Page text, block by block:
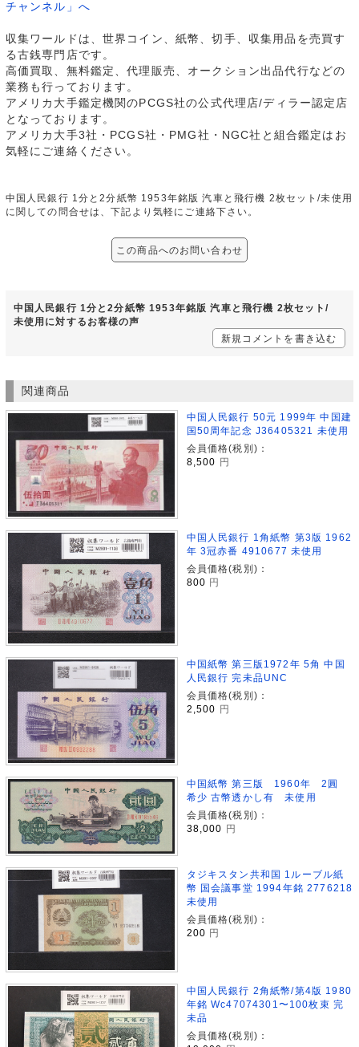
チャンネル」へ
収集ワールドは、世界コイン、紙幣、切手、収集用品を売買す
る古銭専門店です。
高価買取、無料鑑定、代理販売、オークション出品代行などの
業務も行っております。
アメリカ大手鑑定機関のPCGS社の公式代理店/ディラー認定店
となっております。
アメリカ大手3社・PCGS社・PMG社・NGC社と組合鑑定はお
気軽にご連絡ください。
中国人民銀行 1分と2分紙幣 1953年銘版 汽車と飛行機 2枚セット/未使用
に関しての問合せは、下記より気軽にご連絡下さい。
この商品へのお問い合わせ
中国人民銀行 1分と2分紙幣 1953年銘版 汽車と飛行機 2枚セット/
未使用に対するお客様の声
新規コメントを書き込む
関連商品
中国人民銀行 50元 1999年 中国建
国50周年記念 J36405321 未使用
会員価格(税別)：
8,500
円
中国人民銀行 1角紙幣 第3版 1962
年 3冠赤番 4910677 未使用
会員価格(税別)：
800 円
中国紙幣 第三版1972年 5角 中国
人民銀行 完未品UNC
会員価格(税別)：
2,500 円
中国紙幣 第三版 1960年 2圓
希少 古幣透かし有 未使用
会員価格(税別)：
38,000
円
タジキスタン共和国 1ルーブル紙
幣 国会議事堂 1994年銘 2776218
未使用
会員価格(税別)：
200 円
中国人民銀行 2角紙幣/第4版 1980
年銘 Wc47074301〜100枚束 完
未品
会員価格(税別)：